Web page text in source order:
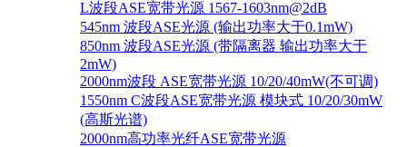
L波段ASE宽带光源 1567-1603nm@2dB
545nm 波段ASE光源 (输出功率大于0.1mW)
850nm 波段ASE光源 (带隔离器 输出功率大于
2mW)
2000nm波段 ASE宽带光源 10/20/40mW(不可调)
1550nm C波段ASE宽带光源 模块式 10/20/30mW
(高斯光谱)
2000nm高功率光纤ASE宽带光源